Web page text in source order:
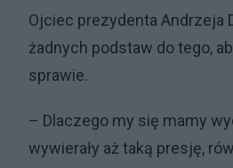
Ojciec prezydenta Andrzeja
żadnych podstaw do tego,
sprawie.
– Dlaczego my się mamy
wywierały aż taką presję,